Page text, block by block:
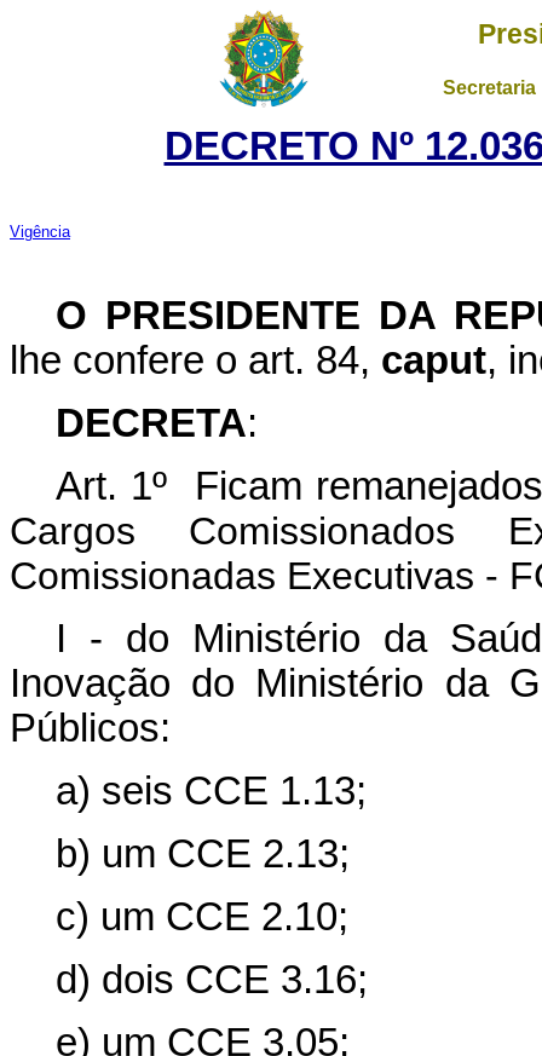
DECRETO Nº
Vigência
O PRESIDENTE DA
lhe confere o art. 84, caput,
DECRETA:
Art. 1º Ficam
Cargos
Comissionadas Executivas -
I - do Ministério da
Inovação do Ministério da
Públicos:
a) seis CCE 1.13;
b) um CCE 2.13;
c) um CCE 2.10;
d) dois CCE 3.16;
e) um CCE 3.05;